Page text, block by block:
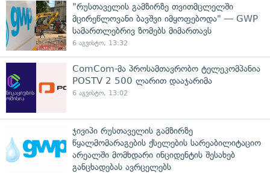
"რუსთაველის გამზირზე თვითმცლელში
მცირეწლოვანი ბავშვი იმყოფებოდა" — GWP
სამართლებრივ ზომებს მიმართავს
6 აგვისტო, 13:32
ComCom-მა პროსამთავრობო ტელეკომპანია
POSTV 2 500 ლარით დააჯარიმა
6 აგვისტო, 13:02
ჯივიპი რუსთაველის გამზირზე
წყალმომარაგების ქსელების სარეაბილიტაციო
არეალში მომხდარი ინციდენტის შესახებ
განცხადებას ავრცელებს